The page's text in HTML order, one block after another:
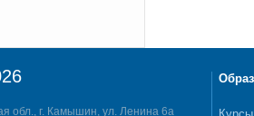
обл., г. Камышин, ул. Ленина 6а